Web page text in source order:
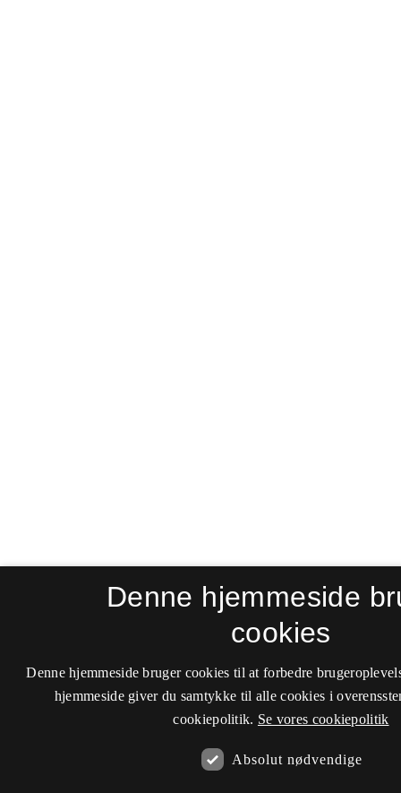
Denne hjemmeside
cookies
Denne hjemmeside bruger cookies til at forbedre
hjemmeside giver du samtykke til alle cookies i
cookiepolitik. Se vores cookiepolitik
Absolut nødvendige